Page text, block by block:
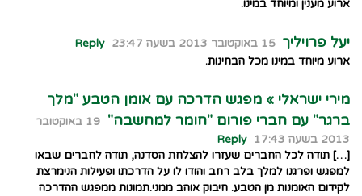
ארוע מענין ומיוחד במינו.
יעל פרויליך 15 באוקטובר 2013 בשעה 23:47
Reply
ארוע מיוחד במינו מכל הבחינות.
מירי ישראלי » מפגש הדרכה עם אומן הטבע "מלך
ברגר" עם חברי פורום "חומר למחשבה"
19 באוקטובר
2013 בשעה 17:43
Reply
[…] תודה לכל החברים שעזרו להצלחת הסדנה, תודה לחברים שבאו
למפגש ופרגנו למלך בלב רחב והודו לו על הדרכתו ופעילות הנימרצת
לקידום האומנות מן הטבע. חיבוק אוהב ממני.תמונות ממפגש ההדרכה